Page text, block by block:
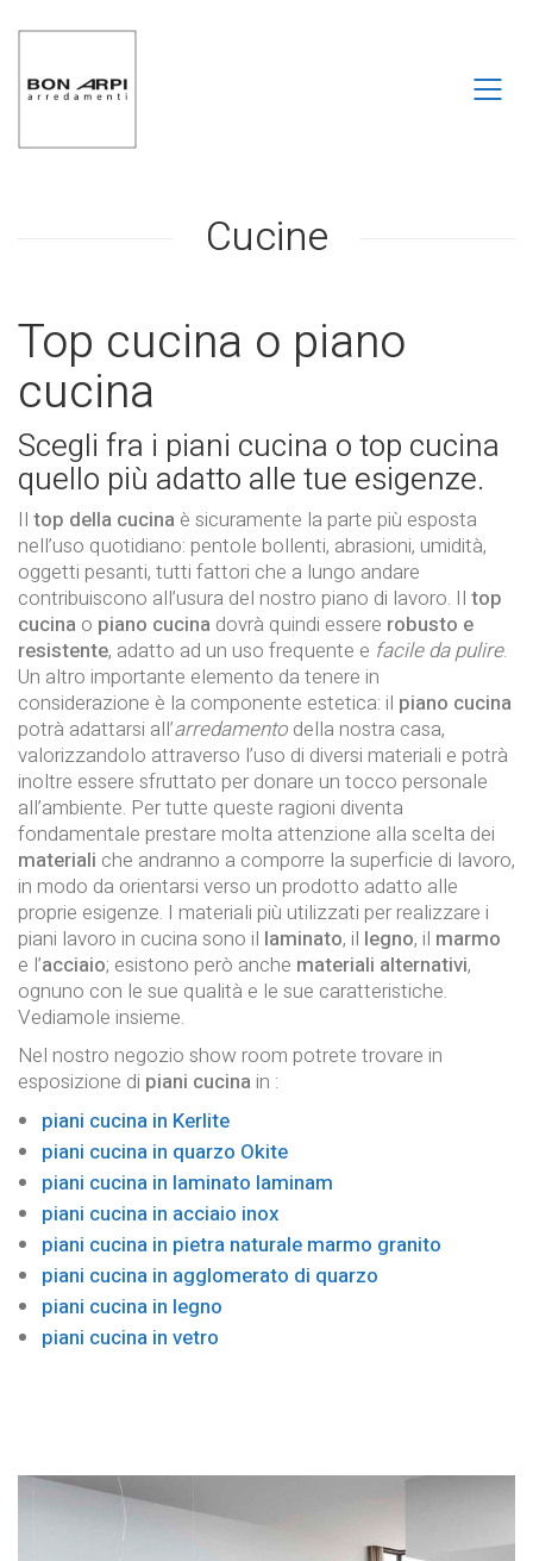
Cucine
Top cucina o piano
cucina
Scegli fra i piani cucina o top cucina
quello più adatto alle tue esigenze.
Il top della cucina è sicuramente la parte più esposta
nell’uso quotidiano: pentole bollenti, abrasioni, umidità,
oggetti pesanti, tutti fattori che a lungo andare
contribuiscono all’usura del nostro piano di lavoro. Il top
cucina o piano cucina dovrà quindi essere robusto e
resistente, adatto ad un uso frequente e facile da pulire.
Un altro importante elemento da tenere in
considerazione è la componente estetica: il piano cucina
potrà adattarsi all’arredamento della nostra casa,
valorizzandolo attraverso l’uso di diversi materiali e potrà
inoltre essere sfruttato per donare un tocco personale
all’ambiente. Per tutte queste ragioni diventa
fondamentale prestare molta attenzione alla scelta dei
materiali che andranno a comporre la superficie di lavoro,
in modo da orientarsi verso un prodotto adatto alle
proprie esigenze. I materiali più utilizzati per realizzare i
piani lavoro in cucina sono il laminato, il legno, il marmo
e l’acciaio; esistono però anche materiali alternativi,
ognuno con le sue qualità e le sue caratteristiche.
Vediamole insieme.
Nel nostro negozio show room potrete trovare in
esposizione di piani cucina in :
piani cucina in Kerlite
piani cucina in quarzo Okite
piani cucina in laminato laminam
piani cucina in acciaio inox
piani cucina in pietra naturale marmo granito
piani cucina in agglomerato di quarzo
piani cucina in legno
piani cucina in vetro